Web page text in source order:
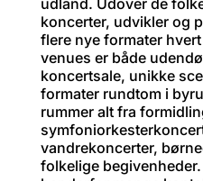
udland. Udover de
koncerter, udvikler og
flere nye formater
venues er både
koncertsale, unikke
formater rundtom i
rummer alt fra
vandrekoncerter,
folkelige